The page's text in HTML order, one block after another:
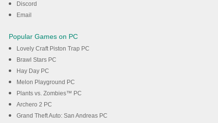
Discord
Email
Popular Games on PC
Lovely Craft Piston Trap PC
Brawl Stars PC
Hay Day PC
Melon Playground PC
Plants vs. Zombies™ PC
Archero 2 PC
Grand Theft Auto: San Andreas PC